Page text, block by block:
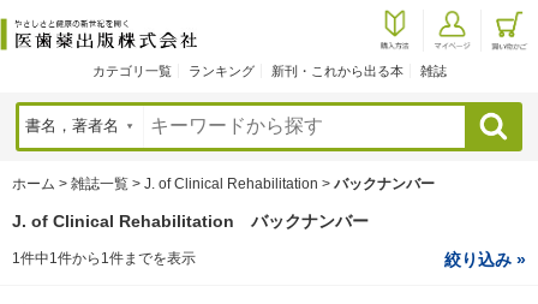
カテゴリ一覧 ランキング 新刊・これから出る本 雑誌
検索
ホーム > 雑誌一覧 > J. of Clinical Rehabilitation > バックナンバー
J. of Clinical Rehabilitation バックナンバー
1件中1件から1件までを表示 絞り込み »